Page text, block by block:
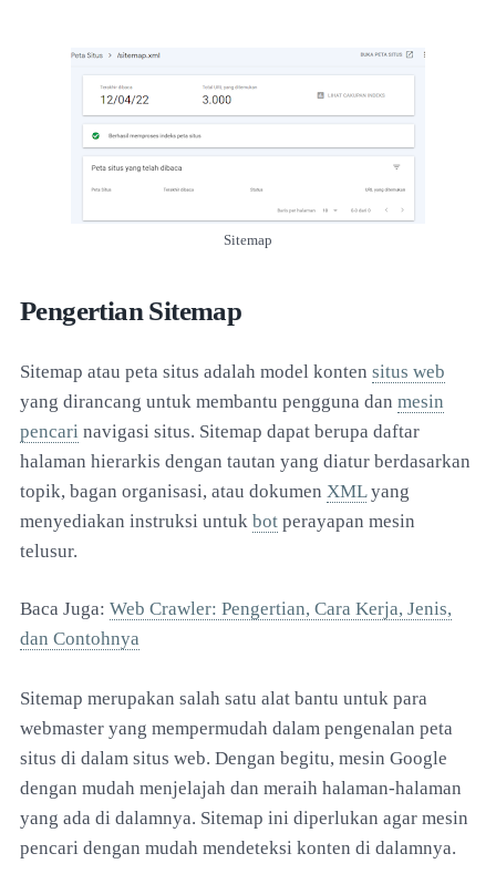
Sitemap
Pengertian Sitemap
Sitemap atau peta situs adalah model konten situs web
yang dirancang untuk membantu pengguna dan mesin
pencari navigasi situs. Sitemap dapat berupa daftar
halaman hierarkis dengan tautan yang diatur berdasarkan
topik, bagan organisasi, atau dokumen XMLyang
menyediakan instruksi untuk bot perayapan mesin
telusur.
Baca Juga: Web Crawler: Pengertian, Cara Kerja, Jenis,
dan Contohnya
Sitemap merupakan salah satu alat bantu untuk para
webmaster yang mempermudah dalam pengenalan peta
situs di dalam situs web. Dengan begitu, mesin Google
dengan mudah menjelajah dan meraih halaman-halaman
yang ada di dalamnya. Sitemap ini diperlukan agar mesin
pencari dengan mudah mendeteksi konten di dalamnya.